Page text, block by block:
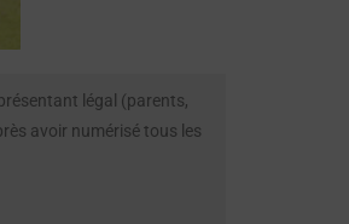
légal (parents,
avoir numérisé tous les